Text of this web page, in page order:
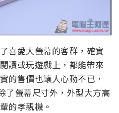
喜愛大螢幕的客群，確實
讀或玩遊戲上，都能帶來
的售價也讓人心動不已，
了螢幕尺寸外，外型大方高
的孝親機。